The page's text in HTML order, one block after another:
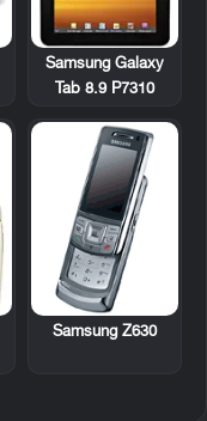
Samsung Galaxy
Tab 8.9 P7310
Samsung Z630